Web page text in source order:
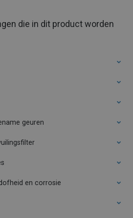
die in dit product worden
geuren
en corrosie